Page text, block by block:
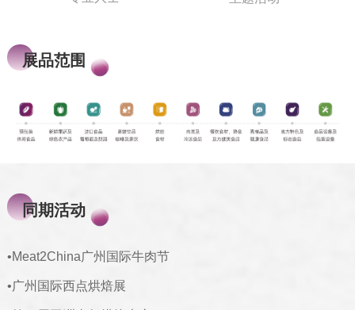
展品范围
同期活动
•Meat2China广州国际牛肉节
•广州国际西点烘焙展